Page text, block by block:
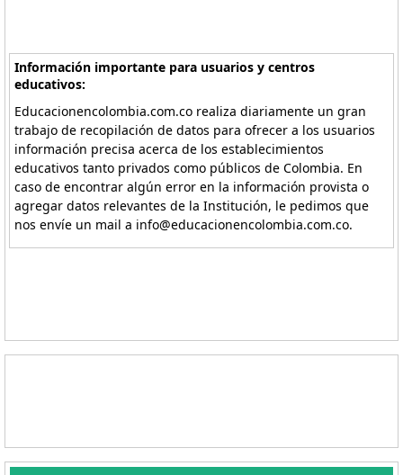
Información importante para usuarios y centros
educativos:
Educacionencolombia.com.co realiza diariamente un gran
trabajo de recopilación de datos para ofrecer a los usuarios
información precisa acerca de los establecimientos
educativos tanto privados como públicos de Colombia. En
caso de encontrar algún error en la información provista o
agregar datos relevantes de la Institución, le pedimos que
nos envíe un mail a info@educacionencolombia.com.co.